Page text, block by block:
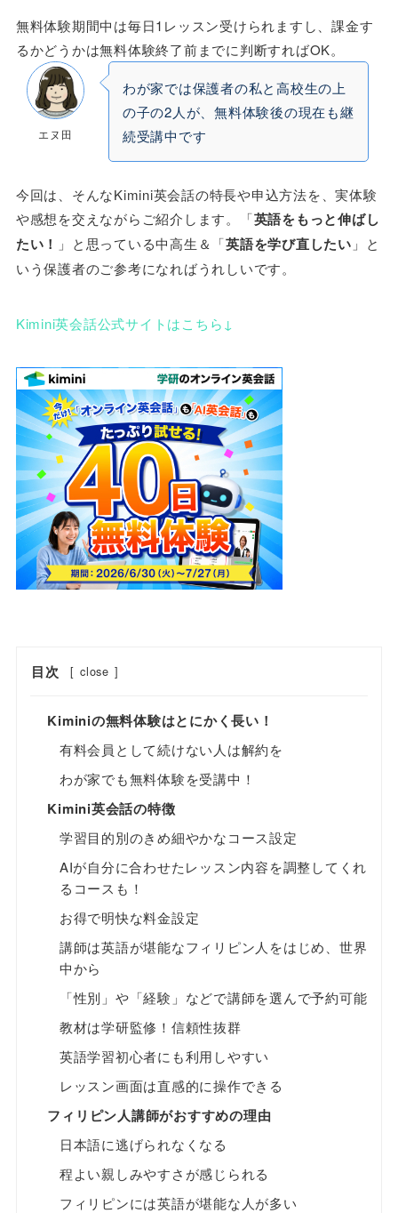
無料体験期間中は毎日1レッスン受けられますし、課金す
るかどうかは無料体験終了前までに判断すればOK。
エヌ田
わが家では保護者の私と高校生の上
の子の2人が、無料体験後の現在も継
続受講中です
今回は、そんなKimini英会話の特長や申込方法を、実体験
や感想を交えながらご紹介します。「英語をもっと伸ばし
たい！ 」と思っている中高生＆「英語を学び直したい 」と
いう保護者のご参考になればうれしいです。
Kimini英会話公式サイトはこちら↓
目次 [ close ]
Kiminiの無料体験はとにかく長い！
有料会員として続けない人は解約を
わが家でも無料体験を受講中！
Kimini英会話の特徴
学習目的別のきめ細やかなコース設定
AIが自分に合わせたレッスン内容を調整してくれ
るコースも！
お得で明快な料金設定
講師は英語が堪能なフィリピン人をはじめ、世界
中から
「性別」や「経験」などで講師を選んで予約可能
教材は学研監修！信頼性抜群
英語学習初心者にも利用しやすい
レッスン画面は直感的に操作できる
フィリピン人講師がおすすめの理由
日本語に逃げられなくなる
程よい親しみやすさが感じられる
フィリピンには英語が堪能な人が多い